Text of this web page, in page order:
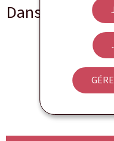
Dans d'autres